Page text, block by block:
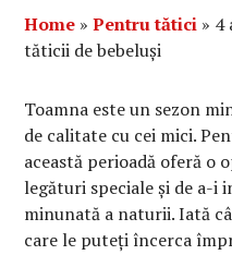
Home »Pentru tătici » 4
tăticii de bebeluși
Toamna este un sezon
de calitate cu cei mici.
această perioadă oferă o
legături speciale și de a-i
minunată a naturii. Iată
care le puteți încerca